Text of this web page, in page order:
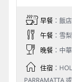
早餐：飯
午餐：雪
晚餐：中
住宿：